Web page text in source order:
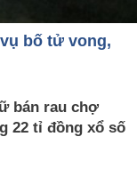
bố tử vong,
bán rau chợ
22 tỉ đồng xổ số